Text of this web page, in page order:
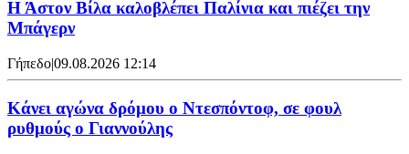
Η Άστον Βίλα καλοβλέπει Παλίνια και πιέζει την
Μπάγερν
Γήπεδο|09.08.2026 12:14
Kάνει αγώνα δρόμου ο Ντεσπόντοφ, σε φουλ
ρυθμούς ο Γιαννούλης